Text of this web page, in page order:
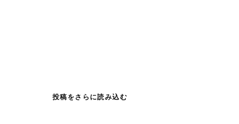
投稿をさらに読み込む